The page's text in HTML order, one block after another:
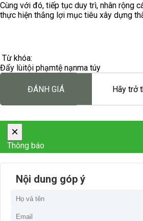
Cùng với đó, tiếp tục duy trì, nhân rộng
thực hiện thắng lợi mục tiêu xây dựng
Từ khóa:
Đẩy lùitội phạmtệ nạnma túy
ĐÁNH GIÁ Hãy trở
×
Thông báo
Nội dung góp ý